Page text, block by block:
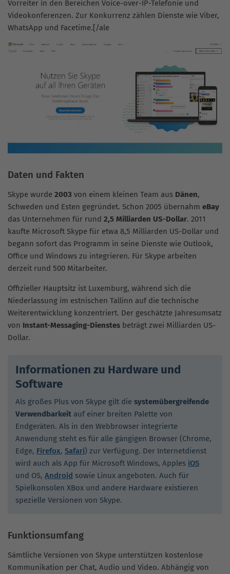
Vorreiter in den Bereichen Voice-over-IP-Telefonie und
Videokonferenzen. Zur Konkurrenz zählen Dienste wie Viber,
WhatsApp und Facetime.[/ale
Daten und Fakten
Skype wurde 2003 von einem kleinen Team aus Dänen,
Schweden und Esten gegründet. Schon 2005 übernahm eBay
das Unternehmen für rund 2,5 Milliarden US-Dollar. 2011
kaufte Microsoft Skype für etwa 8,5 Milliarden US-Dollar und
begann sofort das Programm in seine Dienste wie Outlook,
Office und Windows zu integrieren. Für Skype arbeiten
derzeit rund 500 Mitarbeiter.
Offizieller Hauptsitz ist Luxemburg, während sich die
Niederlassung im estnischen Tallinn auf die technische
Weiterentwicklung konzentriert. Der geschätzte Jahresumsatz
von Instant-Messaging-Dienstes beträgt zwei Milliarden US-
Dollar.
Informationen zu Hardware und
Software
Als großes Plus von Skype gilt die systemübergreifende
Verwendbarkeit auf einer breiten Palette von
Endgeräten. Als in den Webbrowser integrierte
Anwendung steht es für alle gängigen Browser (Chrome,
Edge, Firefox, Safari) zur Verfügung. Der Internetdienst
wird auch als App für Microsoft Windows, Apples iOS
und OS, Android sowie Linux angeboten. Auch für
Spielkonsolen XBox und andere Hardware existieren
spezielle Versionen von Skype.
Funktionsumfang
Sämtliche Versionen von Skype unterstützen kostenlose
Kommunikation per Chat, Audio und Video. Abhängig von